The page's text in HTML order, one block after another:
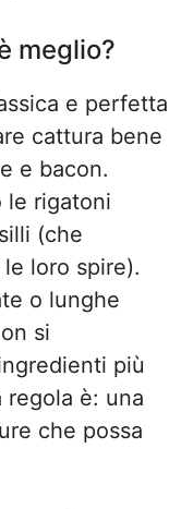
meglio?
e perfetta
cattura bene
e bacon.
le rigatoni
(che
loro spire).
o lunghe
si
più
regola è: una
che possa